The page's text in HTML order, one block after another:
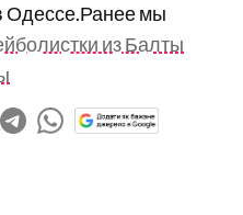
Одессе.Ранее мы
из Балты